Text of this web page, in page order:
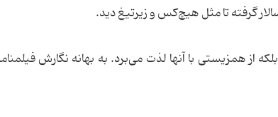
گرفته تا مثل هیچ‌كس و زیرتیغ دید.
از همزیستی با آنها لذت می‌برد. به بهانه نگارش